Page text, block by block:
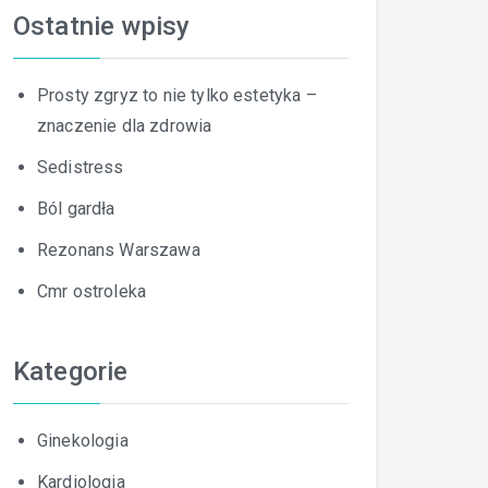
Ostatnie wpisy
Prosty zgryz to nie tylko estetyka –
znaczenie dla zdrowia
Sedistress
Ból gardła
Rezonans Warszawa
Cmr ostroleka
Kategorie
Ginekologia
Kardiologia